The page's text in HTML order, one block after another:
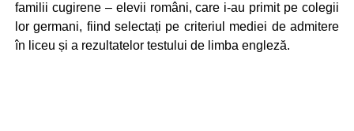
familii cugirene – elevii români, care i-au primit pe colegii
lor germani, fiind selectați pe criteriul mediei de admitere
în liceu și a rezultatelor testului de limba engleză.